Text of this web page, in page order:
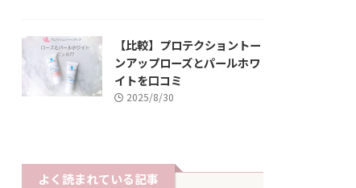
【比較】プロテクショントー
ンアップローズとパールホワ
イトを口コミ
2025/8/30
よく読まれている記事